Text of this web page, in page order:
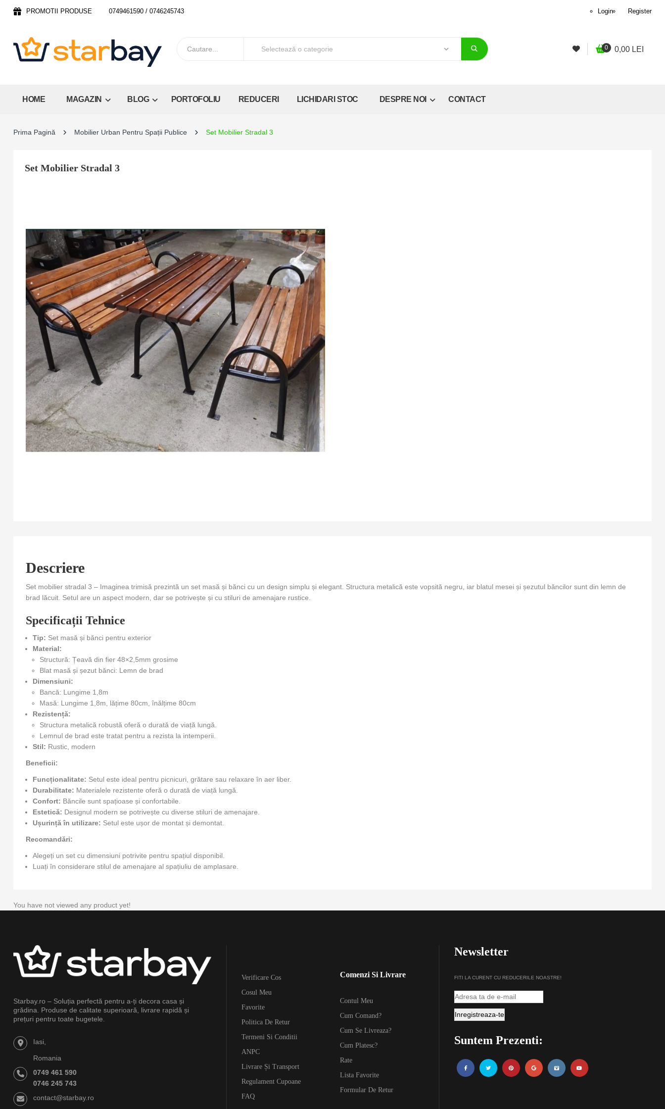
PROMOTII PRODUSE 0749461590 / 0746245743 Login Register
0 0,00 LEI
HOME MAGAZIN BLOG PORTOFOLIU REDUCERI LICHIDARI STOC DESPRE NOI CONTACT
Prima Pagină Mobilier Urban Pentru Spații Publice Set Mobilier Stradal 3
Set Mobilier Stradal 3
Descriere
Set mobilier stradal 3 – Imaginea trimisă prezintă un set masă și bănci cu un design simplu și elegant. Structura metalică este vopsită negru, iar blatul mesei și șezutul băncilor sunt din lemn de
brad lăcuit. Setul are un aspect modern, dar se potrivește și cu stiluri de amenajare rustice.
Specificații Tehnice
Tip: Set masă și bănci pentru exterior
Material:
Structură: Țeavă din fier 48×2,5mm grosime
Blat masă și șezut bănci: Lemn de brad
Dimensiuni:
Bancă: Lungime 1,8m
Masă: Lungime 1,8m, lățime 80cm, înălțime 80cm
Rezistență:
Structura metalică robustă oferă o durată de viață lungă.
Lemnul de brad este tratat pentru a rezista la intemperii.
Stil: Rustic, modern
Beneficii:
Funcționalitate: Setul este ideal pentru picnicuri, grătare sau relaxare în aer liber.
Durabilitate: Materialele rezistente oferă o durată de viață lungă.
Confort: Băncile sunt spațioase și confortabile.
Estetică: Designul modern se potrivește cu diverse stiluri de amenajare.
Ușurință în utilizare: Setul este ușor de montat și demontat.
Recomandări:
Alegeți un set cu dimensiuni potrivite pentru spațiul disponibil.
Luați în considerare stilul de amenajare al spațiuliu de amplasare.
You have not viewed any product yet!
Starbay.ro – Soluția perfectă pentru a-ți decora casa și
grădina. Produse de calitate superioară, livrare rapidă și
prețuri pentru toate bugetele.
Iasi,
Romania
0749 461 590
0746 245 743
contact@starbay.ro
Verificare Cos
Cosul Meu
Favorite
Politica De Retur
Termeni Si Conditii
ANPC
Livrare Și Transport
Regulament Cupoane
FAQ
Comenzi Si Livrare
Contul Meu
Cum Comand?
Cum Se Livreaza?
Cum Platesc?
Rate
Lista Favorite
Formular De Retur
Newsletter
FITI LA CURENT CU REDUCERILE NOASTRE!
Suntem Prezenti: